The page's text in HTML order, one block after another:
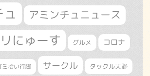
アミンチュニュース
にゅーす グルメ コロナ
ミ拾い行脚 サークル タックル天野